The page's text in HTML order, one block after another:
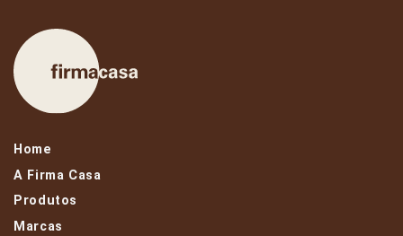
Home
A Firma Casa
Produtos
Marcas